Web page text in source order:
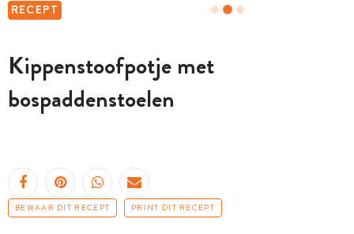
RECEPT
Kippenstoofpotje met
bospaddenstoelen
BEWAAR DIT RECEPT PRINT DIT RECEPT